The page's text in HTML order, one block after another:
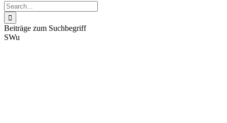
Suche
nach:
Beiträge zum Suchbegriff
SWu